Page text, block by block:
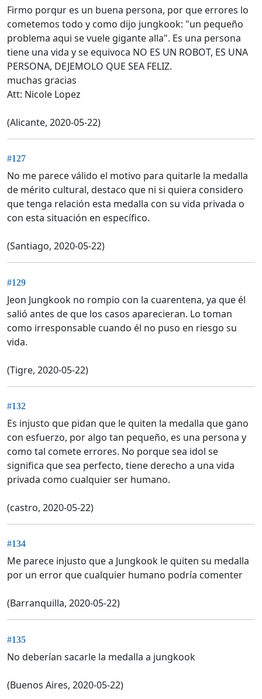
Firmo porqur es un buena persona, por que errores lo
cometemos todo y como dijo jungkook: "un pequeño
problema aqui se vuele gigante alla". Es una persona
tiene una vida y se equivoca NO ES UN ROBOT, ES UNA
PERSONA, DEJEMOLO QUE SEA FELIZ.
muchas gracias
Att: Nicole Lopez
(Alicante, 2020-05-22)
#127
No me parece válido el motivo para quitarle la medalla
de mérito cultural, destaco que ni si quiera considero
que tenga relación esta medalla con su vida privada o
con esta situación en específico.
(Santiago, 2020-05-22)
#129
Jeon Jungkook no rompio con la cuarentena, ya que él
salió antes de que los casos aparecieran. Lo toman
como irresponsable cuando él no puso en riesgo su
vida.
(Tigre, 2020-05-22)
#132
Es injusto que pidan que le quiten la medalla que gano
con esfuerzo, por algo tan pequeño, es una persona y
como tal comete errores. No porque sea idol se
significa que sea perfecto, tiene derecho a una vida
privada como cualquier ser humano.
(castro, 2020-05-22)
#134
Me parece injusto que a Jungkook le quiten su medalla
por un error que cualquier humano podría comenter
(Barranquilla, 2020-05-22)
#135
No deberían sacarle la medalla a jungkook
(Buenos Aires, 2020-05-22)